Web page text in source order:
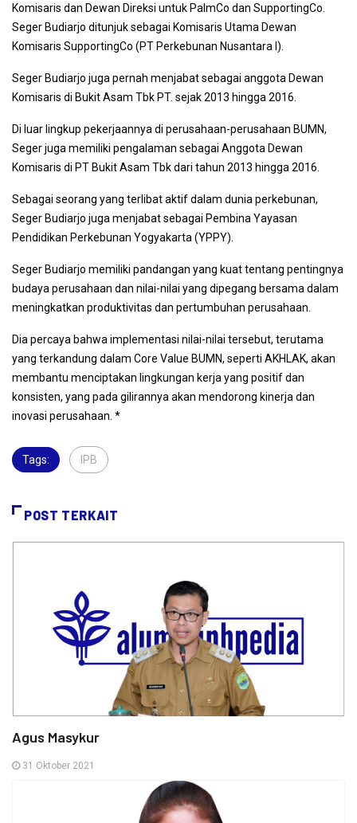
Komisaris dan Dewan Direksi untuk PalmCo dan SupportingCo.
Seger Budiarjo ditunjuk sebagai Komisaris Utama Dewan
Komisaris SupportingCo (PT Perkebunan Nusantara I).
Seger Budiarjo juga pernah menjabat sebagai anggota Dewan
Komisaris di Bukit Asam Tbk PT. sejak 2013 hingga 2016.
Di luar lingkup pekerjaannya di perusahaan-perusahaan BUMN,
Seger juga memiliki pengalaman sebagai Anggota Dewan
Komisaris di PT Bukit Asam Tbk dari tahun 2013 hingga 2016.
Sebagai seorang yang terlibat aktif dalam dunia perkebunan,
Seger Budiarjo juga menjabat sebagai Pembina Yayasan
Pendidikan Perkebunan Yogyakarta (YPPY).
Seger Budiarjo memiliki pandangan yang kuat tentang pentingnya
budaya perusahaan dan nilai-nilai yang dipegang bersama dalam
meningkatkan produktivitas dan pertumbuhan perusahaan.
Dia percaya bahwa implementasi nilai-nilai tersebut, terutama
yang terkandung dalam Core Value BUMN, seperti AKHLAK, akan
membantu menciptakan lingkungan kerja yang positif dan
konsisten, yang pada gilirannya akan mendorong kinerja dan
inovasi perusahaan. *
Tags: IPB
POST TERKAIT
Agus Masykur
31 Oktober 2021